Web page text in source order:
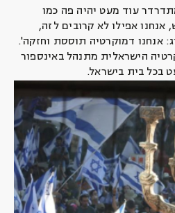
עוד מעט יהיה פה כמו
אפילו לא קרובים לזה,
אנחנו דמוקרטיה תוססת וחזקה'.
הישראלית מתנהל באינספור
בכל בית בישראל.